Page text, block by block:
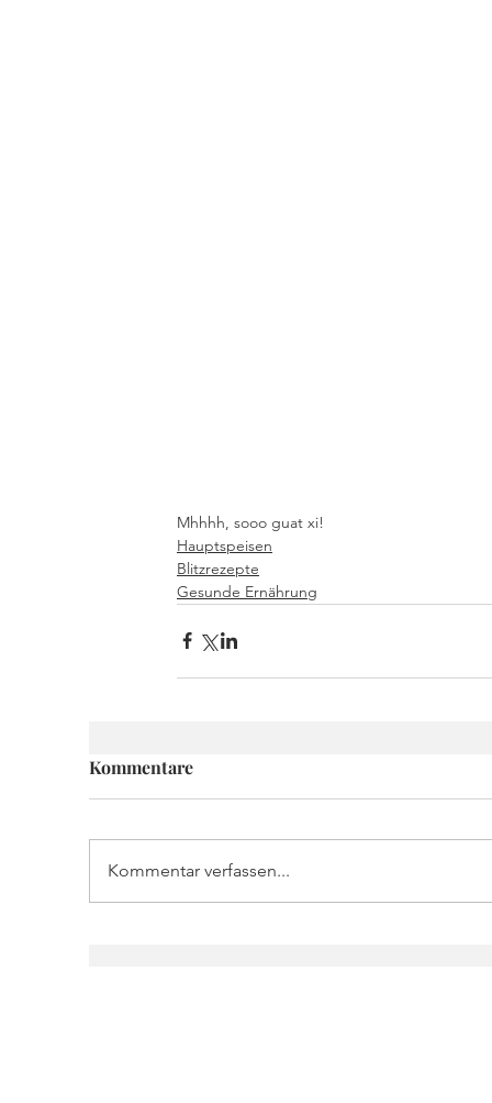
Mhhhh, sooo guat xi!
Hauptspeisen
Blitzrezepte
Gesunde Ernährung
Kommentare
Kommentar verfassen...